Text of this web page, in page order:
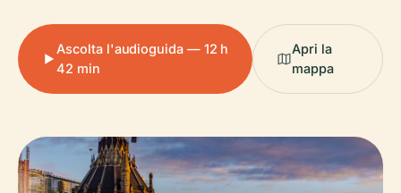
Ascolta l'audioguida — 12 h
42 min
Apri la
mappa